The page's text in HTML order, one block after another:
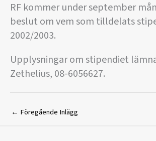
RF kommer under september
beslut om vem som tilldelats
2002/2003.
Upplysningar om stipendiet
Zethelius, 08-6056627.
← Föregående Inlägg